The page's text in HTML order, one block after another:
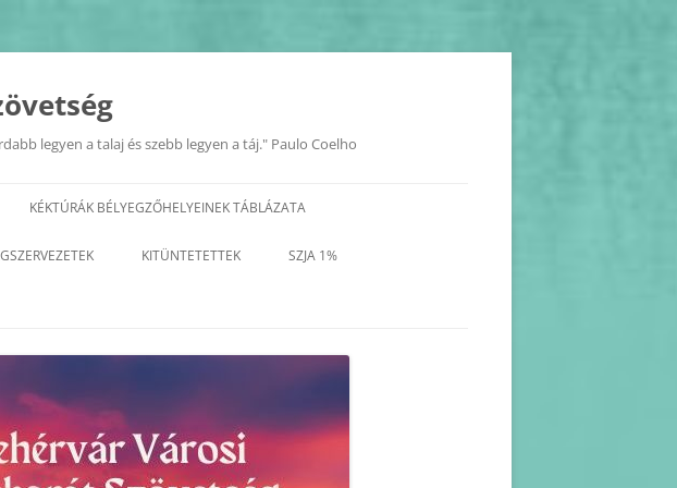
legyen a talaj és szebb legyen a táj." Paulo Coelho
TERMÉSZETI ÉRTÉKEK A KIRÁLYOK
KÉKTÚRÁK BÉLYEGZŐHELYEINEK TÁBLÁZATA
TE
KORÁBBI HAVI PROGRAM
TERVEZETEK(2025-2017)
TTE– TETETE
KITÜNTETETTEK SZJA 1%